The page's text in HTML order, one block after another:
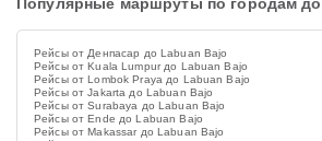
Рейсы от Денпасар до Labuan Bajo
Рейсы от Kuala Lumpur до Labuan Bajo
Рейсы от Lombok Praya до Labuan Bajo
Рейсы от Jakarta до Labuan Bajo
Рейсы от Surabaya до Labuan Bajo
Рейсы от Ende до Labuan Bajo
Рейсы от Makassar до Labuan Bajo